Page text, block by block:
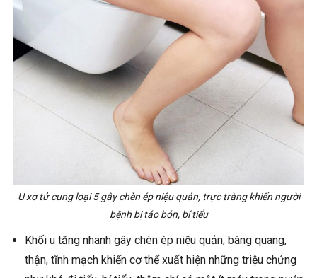
U xơ tử cung loại 5 gây chèn ép niệu quản, trực tràng khiến người
bệnh bị táo bón, bí tiểu
Khối u tăng nhanh gây chèn ép niệu quản, bàng quang,
thận, tĩnh mạch khiến cơ thể xuất hiện những triệu chứng